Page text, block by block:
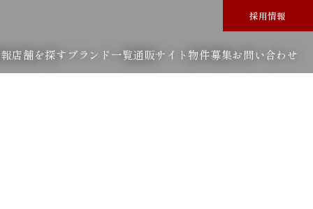
採用情報
店舗を探す ブランド一覧通販サイト 物件募集お問い合わせ